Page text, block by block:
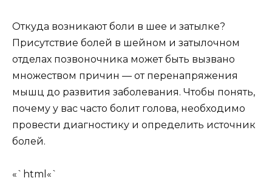
Откуда возникают боли в шее и затылке?
Присутствие болей в шейном и затылочном
отделах позвоночника может быть вызвано
множеством причин — от перенапряжения
мышц до развития заболевания. Чтобы понять,
почему у вас часто болит голова, необходимо
провести диагностику и определить источник
болей.
«`html«`